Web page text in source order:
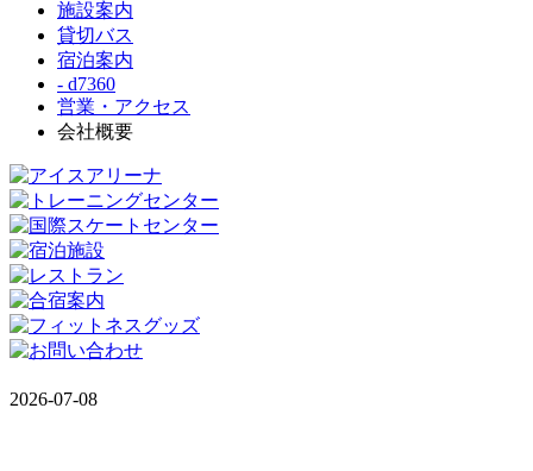
施設案内
貸切バス
宿泊案内
- d7360
営業・アクセス
会社概要
2026-07-08